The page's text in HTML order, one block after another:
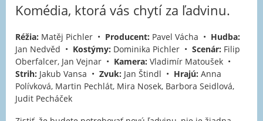
Komédia, ktorá vás chytí za ľadvinu.
Réžia: Matěj Pichler • Producent: Pavel Vácha • Hudba:
Jan Nedvěd • Kostýmy: Dominika Pichler • Scenár: Filip
Oberfalcer, Jan Vejnar • Kamera: Vladimír Matoušek •
Strih: Jakub Vansa • Zvuk: Jan Štindl • Hrajú: Anna
Polívková, Martin Pechlát, Mira Nosek, Barbora Seidlová,
Judit Pecháček